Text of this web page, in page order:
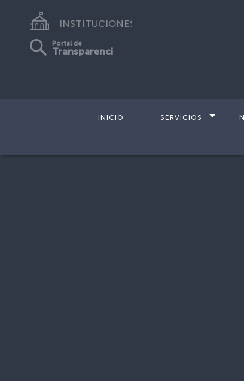
INSTITUCIONES
Portal de
Transparencia
INICIO SERVICIOS